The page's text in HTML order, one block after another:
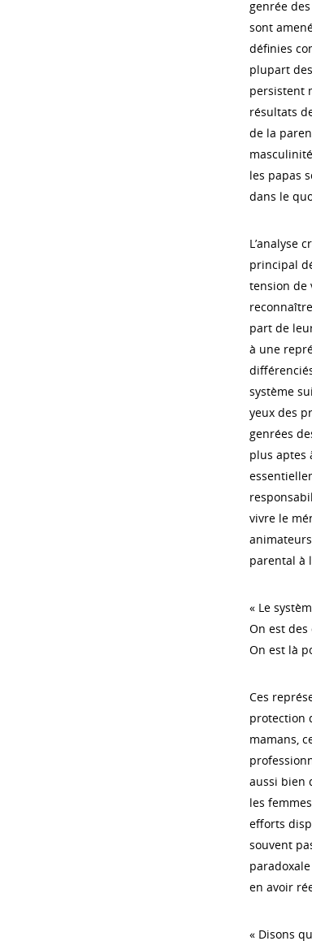
genrée
sont
définies
plupart
persistent
résultats
de la
les papas
dans le
L’analyse
principal
tension de
part de
à une
système
yeux des
genrées
plus aptes
vivre le
parental à
« Le
On est
On est là
Ces
protection
mamans,
aussi bien
les
efforts
souvent
en avoir
« Disons